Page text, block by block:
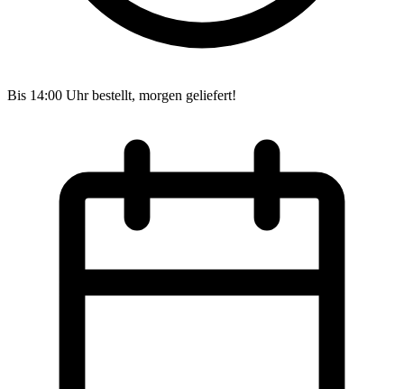
Bis 14:00 Uhr bestellt, morgen geliefert!